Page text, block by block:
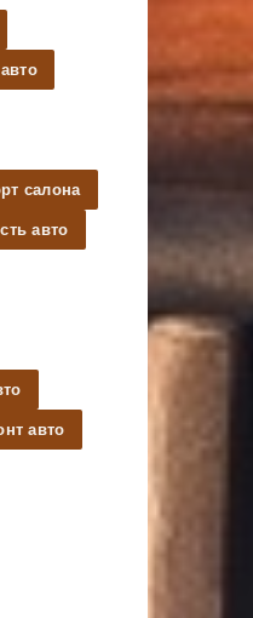
салона
авто
авто